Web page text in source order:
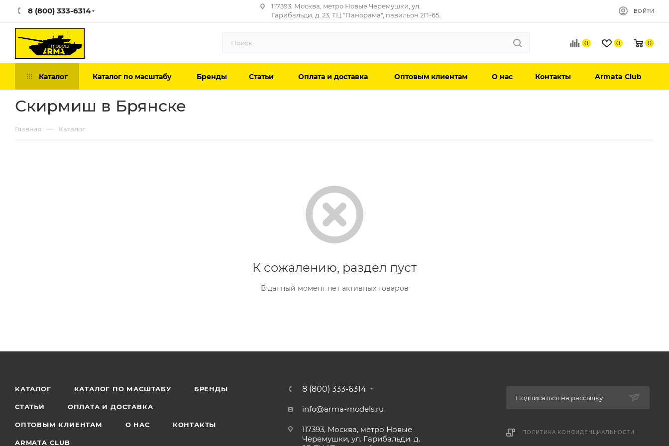
8 (800) 333-6314
117393, Москва, метро Новые Черемушки, ул.
Гарибальди, д. 23, ТЦ "Панорама", павильон 2П-65.
ВОЙТИ
0 0 0
Каталог Каталог по масштабу Бренды Статьи Оплата и доставка Оптовым клиентам О нас Контакты Armata Club
Скирмиш в Брянске
Главная — Каталог
К сожалению, раздел пуст
В данный момент нет активных товаров
КАТАЛОГ КАТАЛОГ ПО МАСШТАБУ БРЕНДЫ
СТАТЬИ ОПЛАТА И ДОСТАВКА
ОПТОВЫМ КЛИЕНТАМ О НАС КОНТАКТЫ
ARMATA CLUB
8 (800) 333-6314
info@arma-models.ru
117393, Москва, метро Новые
Черемушки, ул. Гарибальди, д.
Подписаться на рассылку
ПОЛИТИКА КОНФИДЕНЦИАЛЬНОСТИ